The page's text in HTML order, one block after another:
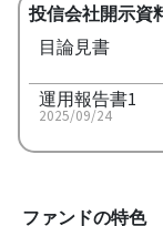
投信会社開示資
目論見書
運用報告書1
2025/09/24
ファンドの特色